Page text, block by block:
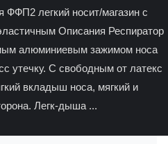
ФФП2 легкий носит/магазин с
Описания Респиратор
алюминиевым зажимом носа
утечку. С свободным от латекс
вкладыш носа, мягкий и
Легк-дыша ...